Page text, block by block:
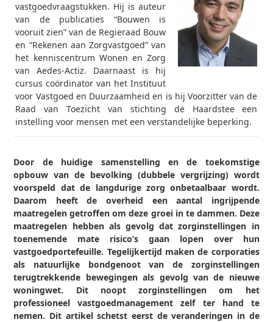
vastgoedvraagstukken. Hij is auteur
van de publicaties “Bouwen is
vooruit zien” van de Regieraad Bouw
en “Rekenen aan Zorgvastgoed” van
het kenniscentrum Wonen en Zorg
van Aedes-Actiz. Daarnaast is hij
cursus coördinator van het Instituut
voor Vastgoed en Duurzaamheid en is hij Voorzitter van de
Raad van Toezicht van stichting de Haardstee een
instelling voor mensen met een verstandelijke beperking.
Door de huidige samenstelling en de toekomstige
opbouw van de bevolking (dubbele vergrijzing) wordt
voorspeld dat de langdurige zorg onbetaalbaar wordt.
Daarom heeft de overheid een aantal ingrijpende
maatregelen getroffen om deze groei in te dammen. Deze
maatregelen hebben als gevolg dat zorginstellingen in
toenemende mate risico’s gaan lopen over hun
vastgoedportefeuille. Tegelijkertijd maken de corporaties
als natuurlijke bondgenoot van de zorginstellingen
terugtrekkende bewegingen als gevolg van de nieuwe
woningwet. Dit noopt zorginstellingen om het
professioneel vastgoedmanagement zelf ter hand te
nemen. Dit artikel schetst eerst de veranderingen in de